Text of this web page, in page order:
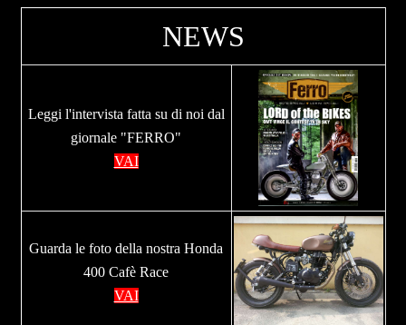
NEWS
Leggi l'intervista fatta su di noi dal
giornale "FERRO"
VAI
Guarda le foto della nostra Honda
400 Cafè Race
VAI